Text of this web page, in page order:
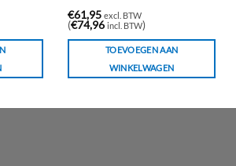
€61,95 excl. BTW
(€74,96 incl. BTW)
TOEVOEGEN AAN
WINKELWAGEN